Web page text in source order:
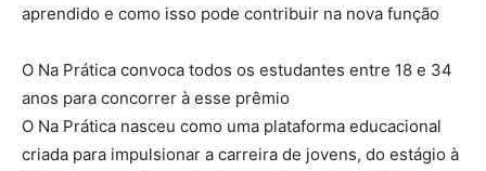
aprendido e como isso pode contribuir na nova função
O Na Prática convoca todos os estudantes entre 18 e 34
anos para concorrer à esse prêmio
O Na Prática nasceu como uma plataforma educacional
criada para impulsionar a carreira de jovens, do estágio à